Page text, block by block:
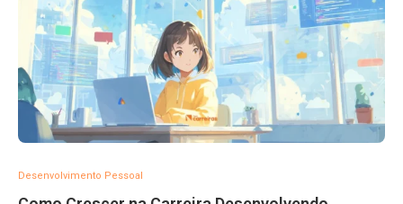
Desenvolvimento Pessoal